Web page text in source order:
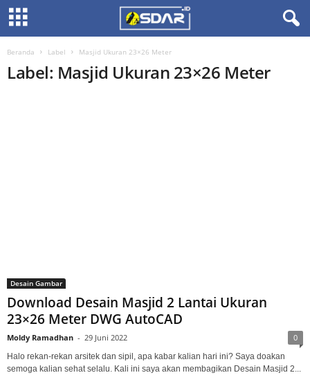
Beranda Label Masjid Ukuran 23×26 Meter
Label: Masjid Ukuran 23×26 Meter
Desain Gambar
Download Desain Masjid 2 Lantai Ukuran
23×26 Meter DWG AutoCAD
Moldy Ramadhan - 29 Juni 2022 0
Halo rekan-rekan arsitek dan sipil, apa kabar kalian hari ini? Saya doakan
semoga kalian sehat selalu. Kali ini saya akan membagikan Desain Masjid 2...